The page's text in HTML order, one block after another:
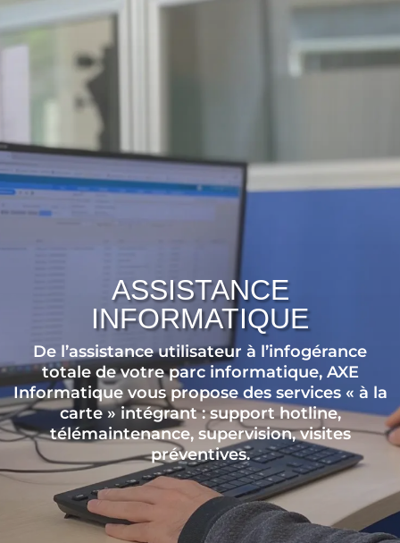
ASSISTANCE
INFORMATIQUE
De l’assistance utilisateur à l’infogérance
totale de votre parc informatique, AXE
Informatique vous propose des services « à la
carte » intégrant : support hotline,
télémaintenance, supervision, visites
préventives.